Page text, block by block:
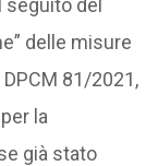
delle misure
81/2021,
la
già stato